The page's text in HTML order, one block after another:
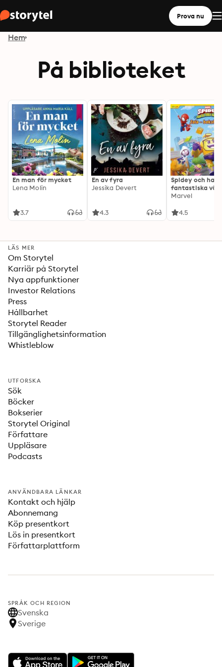
Prova nu
Hem
På biblioteket
En man för mycket
Lena Molin
3.7
En av fyra
Jessika Devert
4.3
Spidey och hans
fantastiska
Zola –
Marvel
4.5
LÄS MER
Om Storytel
Karriär på Storytel
Nya appfunktioner
Investor Relations
Press
Hållbarhet
Storytel Reader
Tillgänglighetsinformation
Whistleblow
UTFORSKA
Sök
Böcker
Bokserier
Storytel Original
Författare
Uppläsare
Podcasts
ANVÄNDBARA LÄNKAR
Kontakt och hjälp
Abonnemang
Köp presentkort
Lös in presentkort
Författarplattform
SPRÅK OCH REGION
Svenska
Sverige